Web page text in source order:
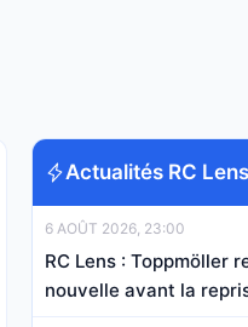
Actualités RC
6 AOÛT 2026, 23:00
RC Lens : Toppmöller
nouvelle avant la